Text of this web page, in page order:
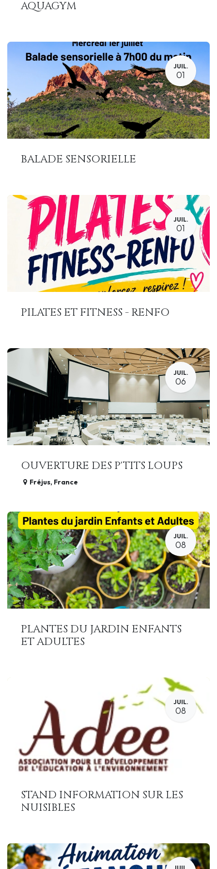
AQUAGYM
JUIL.
01
BALADE SENSORIELLE
JUIL.
01
PILATES ET FITNESS - RENFO
JUIL.
06
OUVERTURE DES P'TITS LOUPS
Fréjus, France
JUIL.
08
PLANTES DU JARDIN ENFANTS
ET ADULTES
JUIL.
08
STAND INFORMATION SUR LES
NUISIBLES